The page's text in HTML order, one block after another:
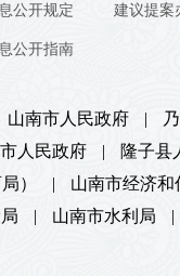
公开规定
公开指南
建议提案
山南市人民政府 |
人民政府 | 隆子县
） | 山南市经济和
| 山南市水利局 |